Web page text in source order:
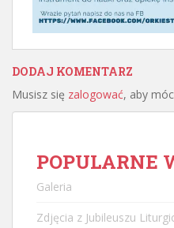
DODAJ KOMENTARZ
Musisz się zalogować, aby
POPULARNE
Galeria
Zdjęcia z Jubileuszu